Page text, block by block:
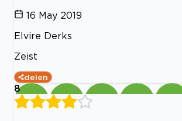
16 May 2019
Elvire Derks
Zeist
delen
8